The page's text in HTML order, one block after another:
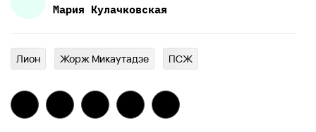
Мария Кулачковская
Лион Жорж Микаутадзе ПСЖ